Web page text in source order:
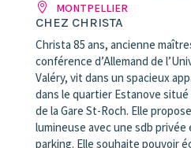
MONTPELLIER
CHEZ CHRISTA
Christa 85 ans, ancienne
conférence d’Allemand de
Valéry, vit dans un spacieux
dans le quartier Estanove situé
de la Gare St-Roch. Elle
lumineuse avec une sdb privée
parking. Elle souhaite pouvoir